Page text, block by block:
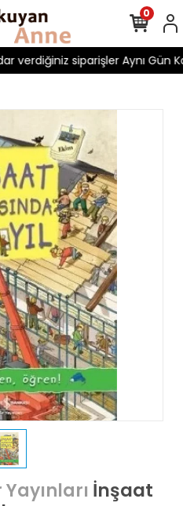
siparişler Aynı Gün
0
İnşaat